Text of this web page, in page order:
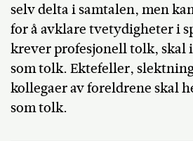
selv delta i samtalen, men
for å avklare tvetydigheter i
krever profesjonell tolk, skal
som tolk. Ektefeller,
kollegaer av foreldrene skal
som tolk.